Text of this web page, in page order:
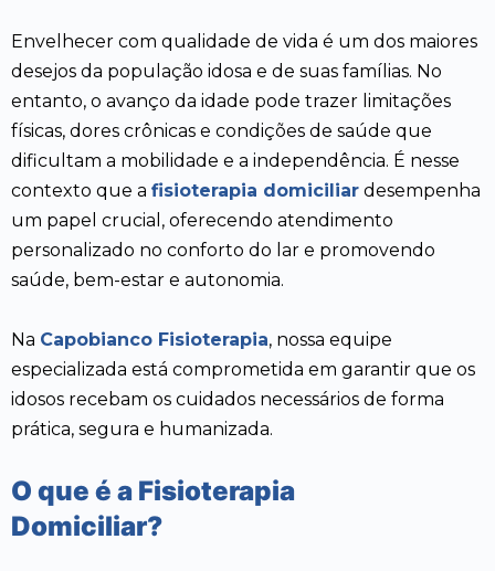
Envelhecer com qualidade de vida é um dos maiores
desejos da população idosa e de suas famílias. No
entanto, o avanço da idade pode trazer limitações
físicas, dores crônicas e condições de saúde que
dificultam a mobilidade e a independência. É nesse
contexto que a fisioterapia domiciliar desempenha
um papel crucial, oferecendo atendimento
personalizado no conforto do lar e promovendo
saúde, bem-estar e autonomia.
Na Capobianco Fisioterapia, nossa equipe
especializada está comprometida em garantir que os
idosos recebam os cuidados necessários de forma
prática, segura e humanizada.
O que é a Fisioterapia
Domiciliar?